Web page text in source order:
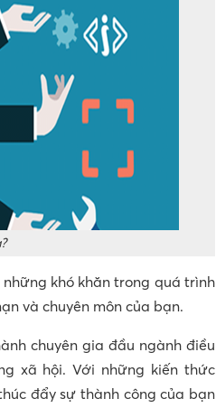
khó khăn trong quá trình
và chuyên môn của bạn.
chuyên gia đầu ngành điều
xã hội. Với những kiến thức
đẩy sự thành công của bạn